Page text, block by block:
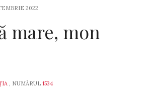
2022
mare, mon
, NUMĂRUL 1534